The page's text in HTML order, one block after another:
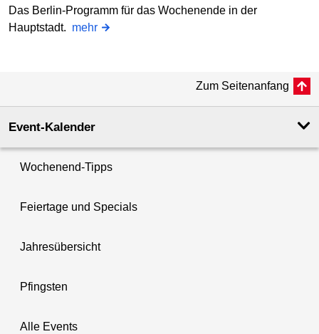
Das Berlin-Programm für das Wochenende in der
Hauptstadt. mehr
Zum Seitenanfang
Event-Kalender
Wochenend-Tipps
Feiertage und Specials
Jahresübersicht
Pfingsten
Alle Events